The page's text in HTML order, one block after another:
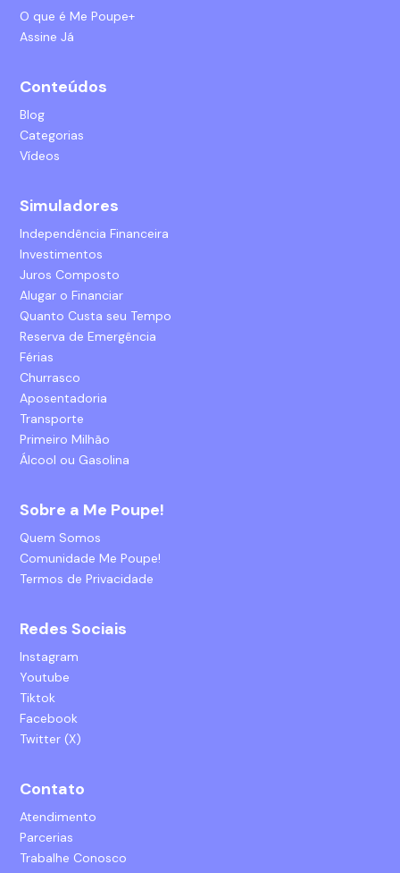
O que é Me Poupe+
Assine Já
Conteúdos
Blog
Categorias
Vídeos
Simuladores
Independência Financeira
Investimentos
Juros Composto
Alugar o Financiar
Quanto Custa seu Tempo
Reserva de Emergência
Férias
Churrasco
Aposentadoria
Transporte
Primeiro Milhão
Álcool ou Gasolina
Sobre a Me Poupe!
Quem Somos
Comunidade Me Poupe!
Termos de Privacidade
Redes Sociais
Instagram
Youtube
Tiktok
Facebook
Twitter (X)
Contato
Atendimento
Parcerias
Trabalhe Conosco